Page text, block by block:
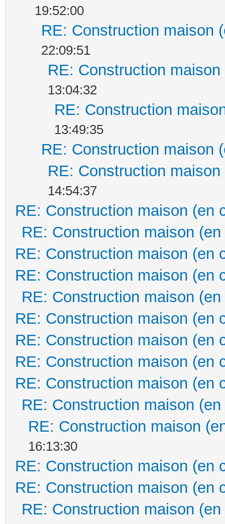
19:52:00
RE: Construction maison
22:09:51
RE: Construction
13:04:32
RE: Construction
13:49:35
RE: Construction maison
RE: Construction
14:54:37
RE: Construction maison (en
RE: Construction maison
RE: Construction maison (en
RE: Construction maison (en
RE: Construction maison
RE: Construction maison (en
RE: Construction maison (en
RE: Construction maison (en
RE: Construction maison (en
RE: Construction maison
RE: Construction maison
16:13:30
RE: Construction maison (en
RE: Construction maison (en
RE: Construction maison